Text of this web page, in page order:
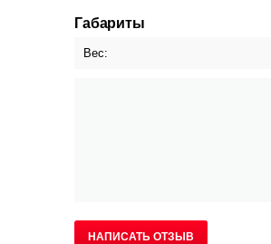
Габариты
Вес:
НАПИСАТЬ ОТЗЫВ